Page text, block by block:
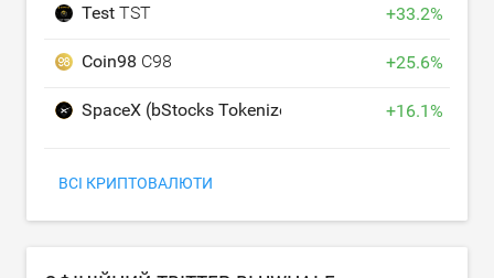
Test TST +33.2%
Coin98 C98 +25.6%
SpaceX (bStocks Tokenized Stock) SPCXB
+16.1%
ВСІ КРИПТОВАЛЮТИ